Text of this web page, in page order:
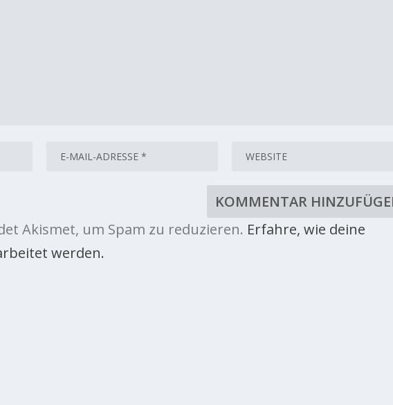
Akismet, um Spam zu reduzieren. Erfahre, wie deine
werden.